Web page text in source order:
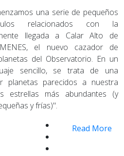
una serie de pequeños
relacionados con la
llegada a Calar Alto de
el nuevo cazador de
del Observatorio. En un
sencillo, se trata de una
planetas parecidos a nuestra
estrellas más abundantes (y
y frías)".
Read More